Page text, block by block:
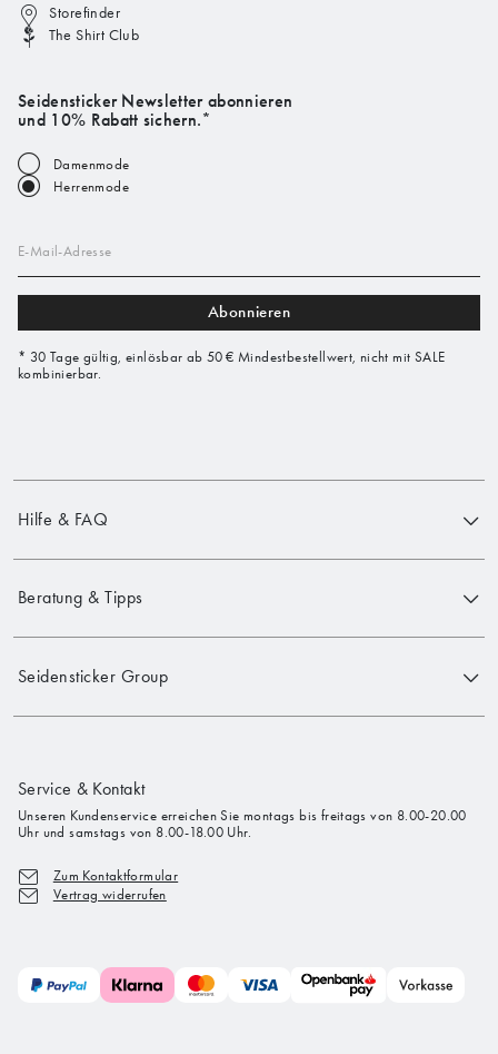
Storefinder
The Shirt Club
Seidensticker Newsletter abonnieren
und 10% Rabatt sichern.*
Damenmode
Herrenmode
E-Mail-Adresse
Abonnieren
* 30 Tage gültig, einlösbar ab 50 € Mindestbestellwert, nicht mit SALE
kombinierbar.
Hilfe & FAQ
Beratung & Tipps
Seidensticker Group
Service & Kontakt
Unseren Kundenservice erreichen Sie montags bis freitags von 8.00-20.00
Uhr und samstags von 8.00-18.00 Uhr.
Zum Kontaktformular
Vertrag widerrufen